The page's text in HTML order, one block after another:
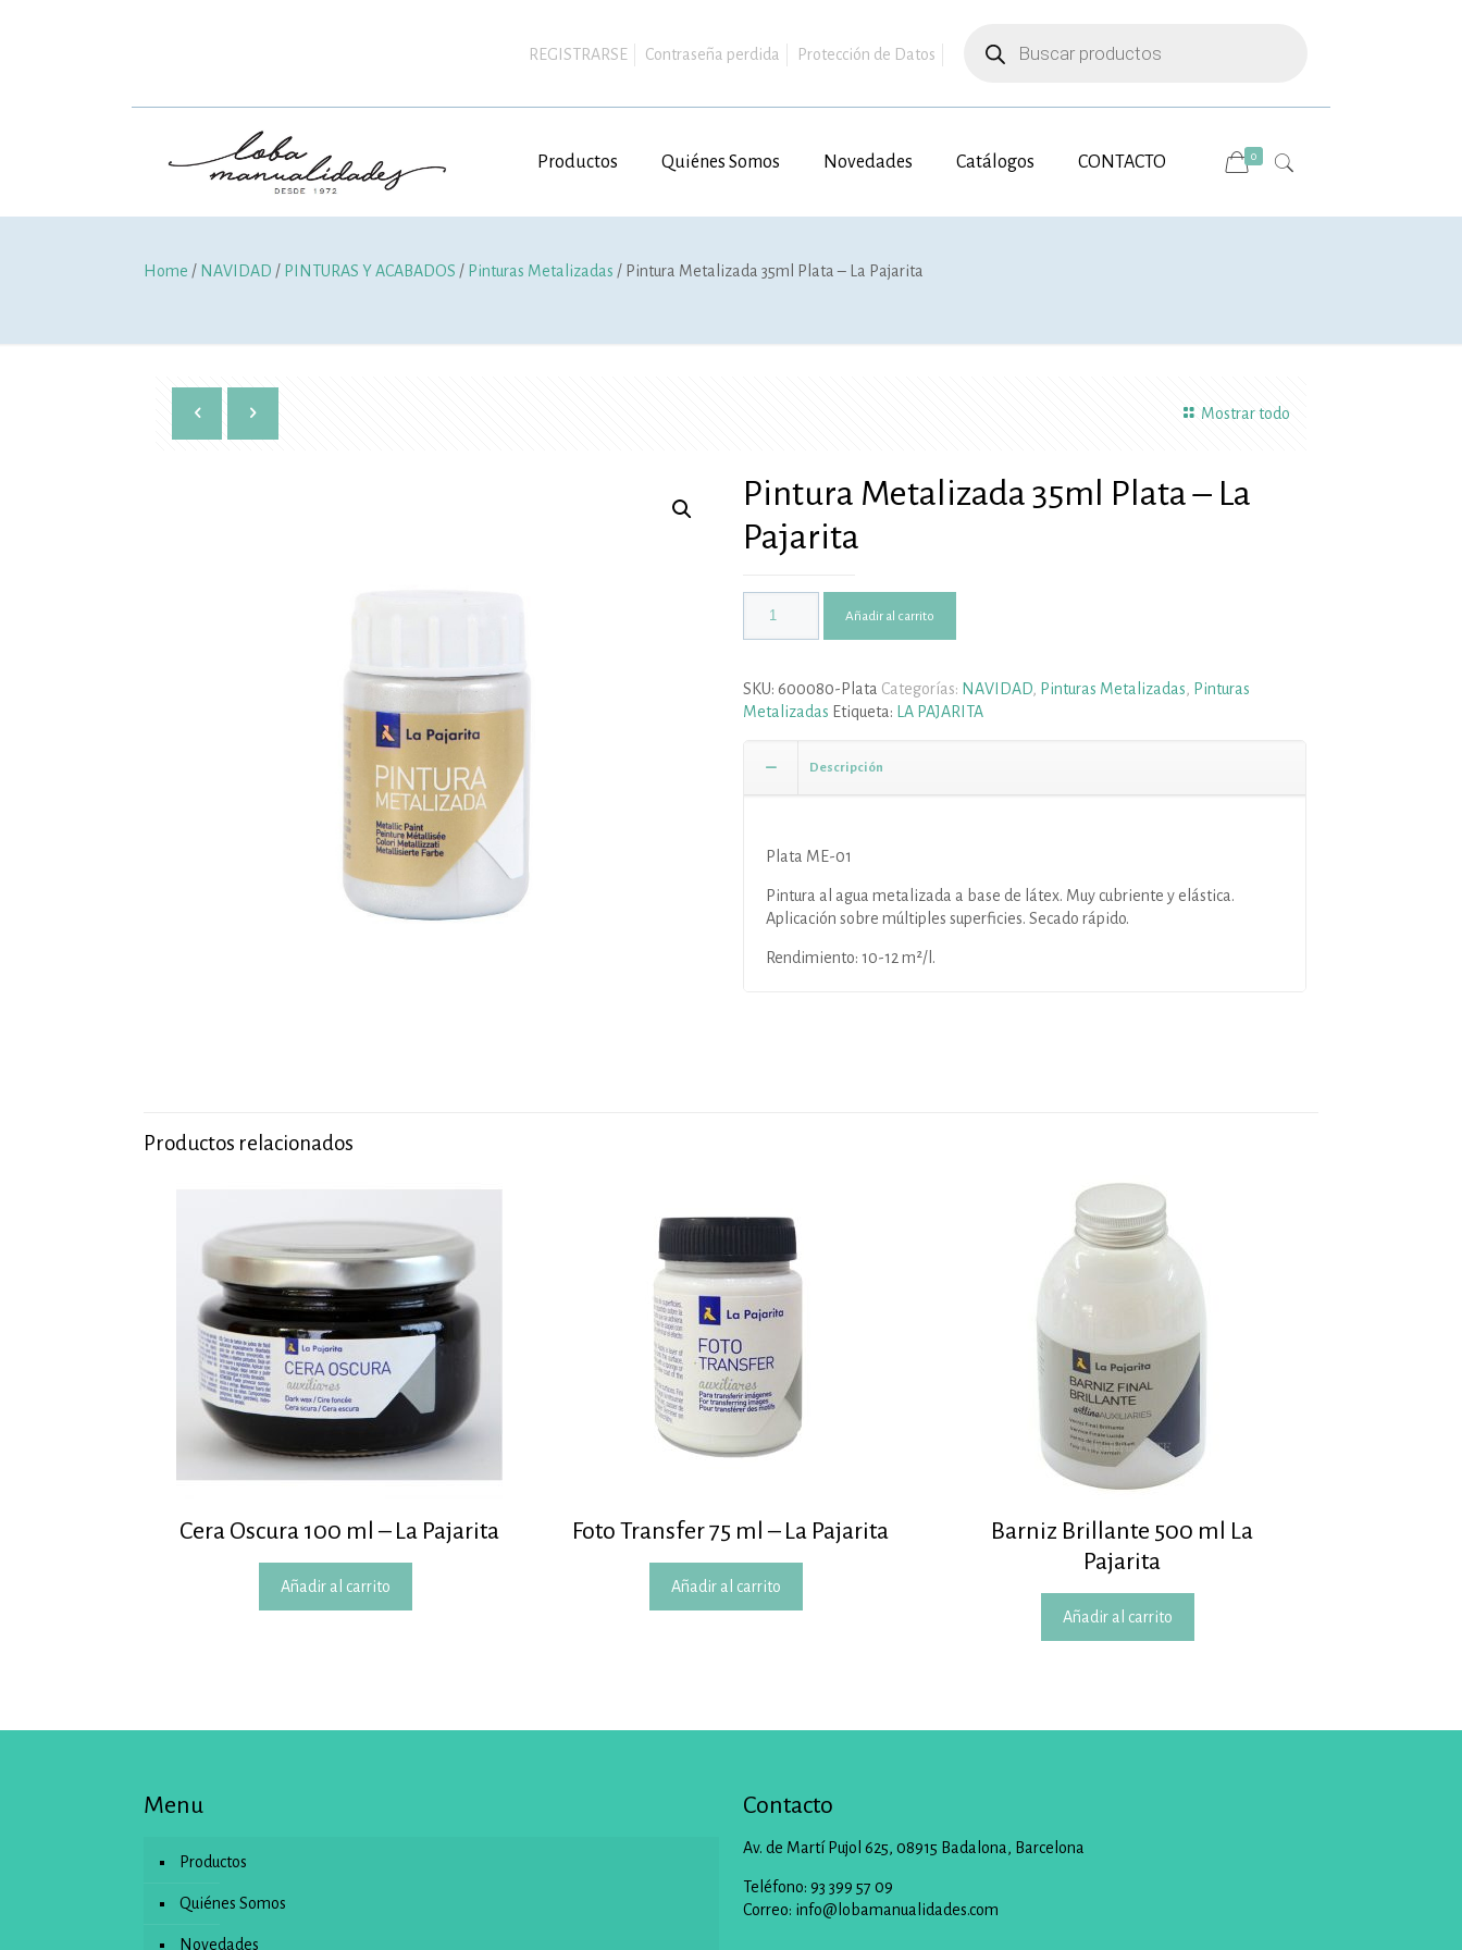
REGISTRARSE Contraseña perdida Protección de Datos
productos
Productos Quiénes Somos Novedades Catálogos CONTACTO 0
Home / NAVIDAD / PINTURAS Y ACABADOS / Pinturas Metalizadas / Pintura Metalizada 35ml Plata – La Pajarita
Mostrar todo
Pintura Metalizada 35ml Plata – La
Pajarita
Añadir al carrito
SKU: 600080-Plata Categorías: NAVIDAD, Pinturas Metalizadas
Pinturas
Metalizadas Etiqueta: LA PAJARITA
Descripción
Plata ME-01
Pintura al agua metalizada a base de látex. Muy cubriente y elástica.
Aplicación sobre múltiples superficies. Secado rápido.
Rendimiento: 10-12 m²/l.
Productos relacionados
Cera Oscura 100 ml – La Pajarita
Añadir al carrito
Foto Transfer 75 ml – La Pajarita
Añadir al carrito
Barniz Brillante 500 ml La
Pajarita
Añadir al carrito
Menu
Productos
Quiénes Somos
Novedades
Contacto
Av. de Martí Pujol 625, 08915 Badalona, Barcelona
Teléfono: 93 399 57 09
Correo: info@lobamanualidades.com